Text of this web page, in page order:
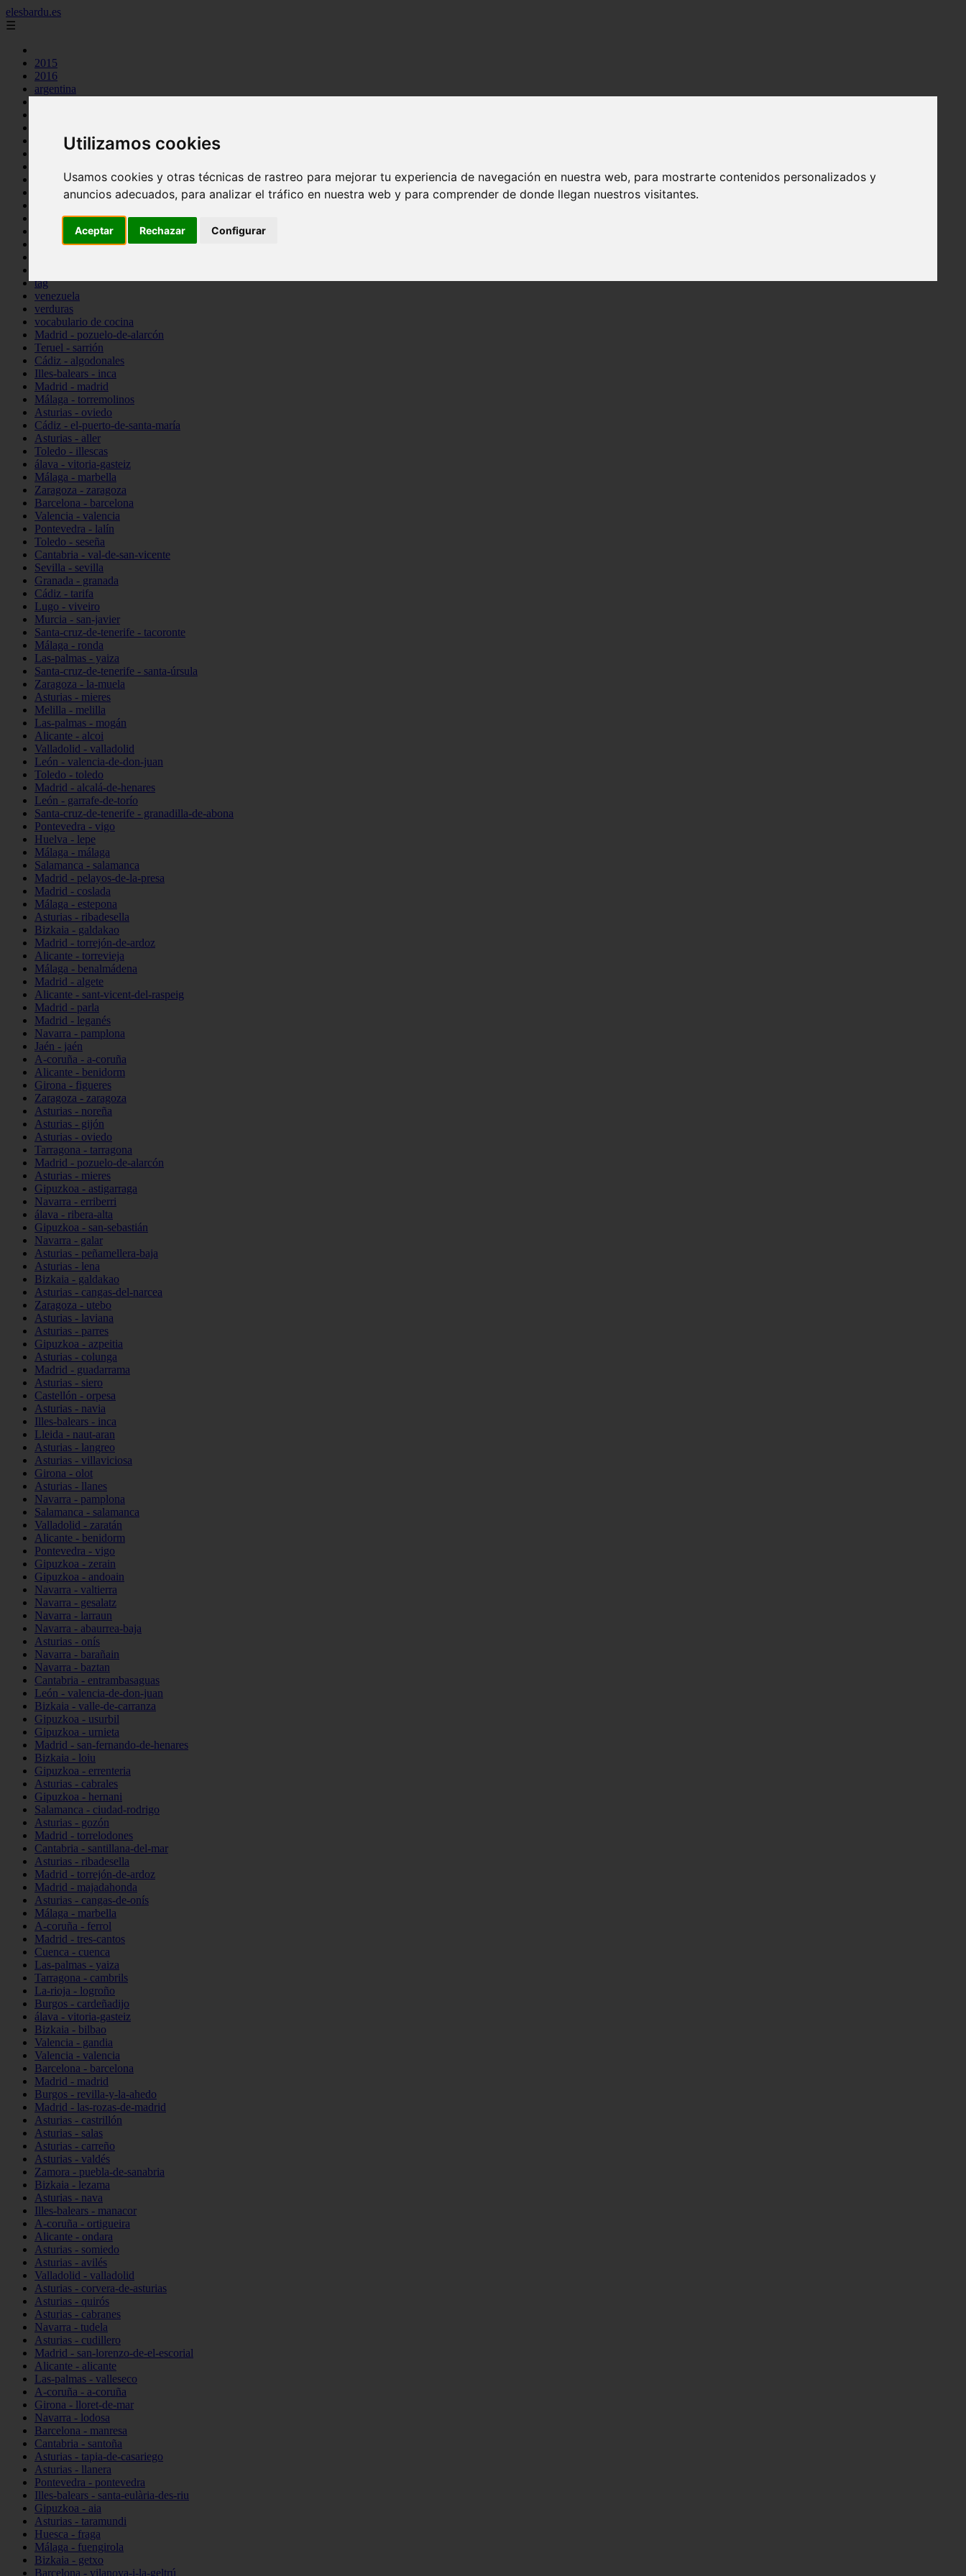
Utilizamos cookies
Usamos cookies y otras técnicas de rastreo para mejorar tu experiencia de navegación en nuestra web, para mostrarte contenidos personalizados y
anuncios adecuados, para analizar el tráfico en nuestra web y para comprender de donde llegan nuestros visitantes.
Aceptar Rechazar Configurar
elesbardu.es
☰
2015
2016
argentina
cocina casera
comidas
huevos
mariscos
postres
tag
venezuela
verduras
vocabulario de cocina
Madrid - pozuelo-de-alarcón
Teruel - sarrión
Cádiz - algodonales
Illes-balears - inca
Madrid - madrid
Málaga - torremolinos
Asturias - oviedo
Cádiz - el-puerto-de-santa-maría
Asturias - aller
Toledo - illescas
álava - vitoria-gasteiz
Málaga - marbella
Zaragoza - zaragoza
Barcelona - barcelona
Valencia - valencia
Pontevedra - lalín
Toledo - seseña
Cantabria - val-de-san-vicente
Sevilla - sevilla
Granada - granada
Cádiz - tarifa
Lugo - viveiro
Murcia - san-javier
Santa-cruz-de-tenerife - tacoronte
Málaga - ronda
Las-palmas - yaiza
Santa-cruz-de-tenerife - santa-úrsula
Zaragoza - la-muela
Asturias - mieres
Melilla - melilla
Las-palmas - mogán
Alicante - alcoi
Valladolid - valladolid
León - valencia-de-don-juan
Toledo - toledo
Madrid - alcalá-de-henares
León - garrafe-de-torío
Santa-cruz-de-tenerife - granadilla-de-abona
Pontevedra - vigo
Huelva - lepe
Málaga - málaga
Salamanca - salamanca
Madrid - pelayos-de-la-presa
Madrid - coslada
Málaga - estepona
Asturias - ribadesella
Bizkaia - galdakao
Madrid - torrejón-de-ardoz
Alicante - torrevieja
Málaga - benalmádena
Madrid - algete
Alicante - sant-vicent-del-raspeig
Madrid - parla
Madrid - leganés
Navarra - pamplona
Jaén - jaén
A-coruña - a-coruña
Alicante - benidorm
Girona - figueres
Zaragoza - zaragoza
Asturias - noreña
Asturias - gijón
Asturias - oviedo
Tarragona - tarragona
Madrid - pozuelo-de-alarcón
Asturias - mieres
Gipuzkoa - astigarraga
Navarra - erriberri
álava - ribera-alta
Gipuzkoa - san-sebastián
Navarra - galar
Asturias - peñamellera-baja
Asturias - lena
Bizkaia - galdakao
Asturias - cangas-del-narcea
Zaragoza - utebo
Asturias - laviana
Asturias - parres
Gipuzkoa - azpeitia
Asturias - colunga
Madrid - guadarrama
Asturias - siero
Castellón - orpesa
Asturias - navia
Illes-balears - inca
Lleida - naut-aran
Asturias - langreo
Asturias - villaviciosa
Girona - olot
Asturias - llanes
Navarra - pamplona
Salamanca - salamanca
Valladolid - zaratán
Alicante - benidorm
Pontevedra - vigo
Gipuzkoa - zerain
Gipuzkoa - andoain
Navarra - valtierra
Navarra - gesalatz
Navarra - larraun
Navarra - abaurrea-baja
Asturias - onís
Navarra - barañain
Navarra - baztan
Cantabria - entrambasaguas
León - valencia-de-don-juan
Bizkaia - valle-de-carranza
Gipuzkoa - usurbil
Gipuzkoa - urnieta
Madrid - san-fernando-de-henares
Bizkaia - loiu
Gipuzkoa - errenteria
Asturias - cabrales
Gipuzkoa - hernani
Salamanca - ciudad-rodrigo
Asturias - gozón
Madrid - torrelodones
Cantabria - santillana-del-mar
Asturias - ribadesella
Madrid - torrejón-de-ardoz
Madrid - majadahonda
Asturias - cangas-de-onís
Málaga - marbella
A-coruña - ferrol
Madrid - tres-cantos
Cuenca - cuenca
Las-palmas - yaiza
Tarragona - cambrils
La-rioja - logroño
Burgos - cardeñadijo
álava - vitoria-gasteiz
Bizkaia - bilbao
Valencia - gandia
Valencia - valencia
Barcelona - barcelona
Madrid - madrid
Burgos - revilla-y-la-ahedo
Madrid - las-rozas-de-madrid
Asturias - castrillón
Asturias - salas
Asturias - carreño
Asturias - valdés
Zamora - puebla-de-sanabria
Bizkaia - lezama
Asturias - nava
Illes-balears - manacor
A-coruña - ortigueira
Alicante - ondara
Asturias - somiedo
Asturias - avilés
Valladolid - valladolid
Asturias - corvera-de-asturias
Asturias - quirós
Asturias - cabranes
Navarra - tudela
Asturias - cudillero
Madrid - san-lorenzo-de-el-escorial
Alicante - alicante
Las-palmas - valleseco
A-coruña - a-coruña
Girona - lloret-de-mar
Navarra - lodosa
Barcelona - manresa
Cantabria - santoña
Asturias - tapia-de-casariego
Asturias - llanera
Pontevedra - pontevedra
Illes-balears - santa-eulària-des-riu
Gipuzkoa - aia
Asturias - taramundi
Huesca - fraga
Málaga - fuengirola
Bizkaia - getxo
Barcelona - vilanova-i-la-geltrú